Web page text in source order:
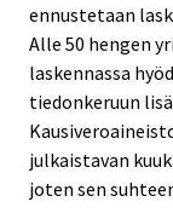
ennustetaan
Alle 50 hengen
laskennassa
tiedonkeruun
julkaistavan
joten sen